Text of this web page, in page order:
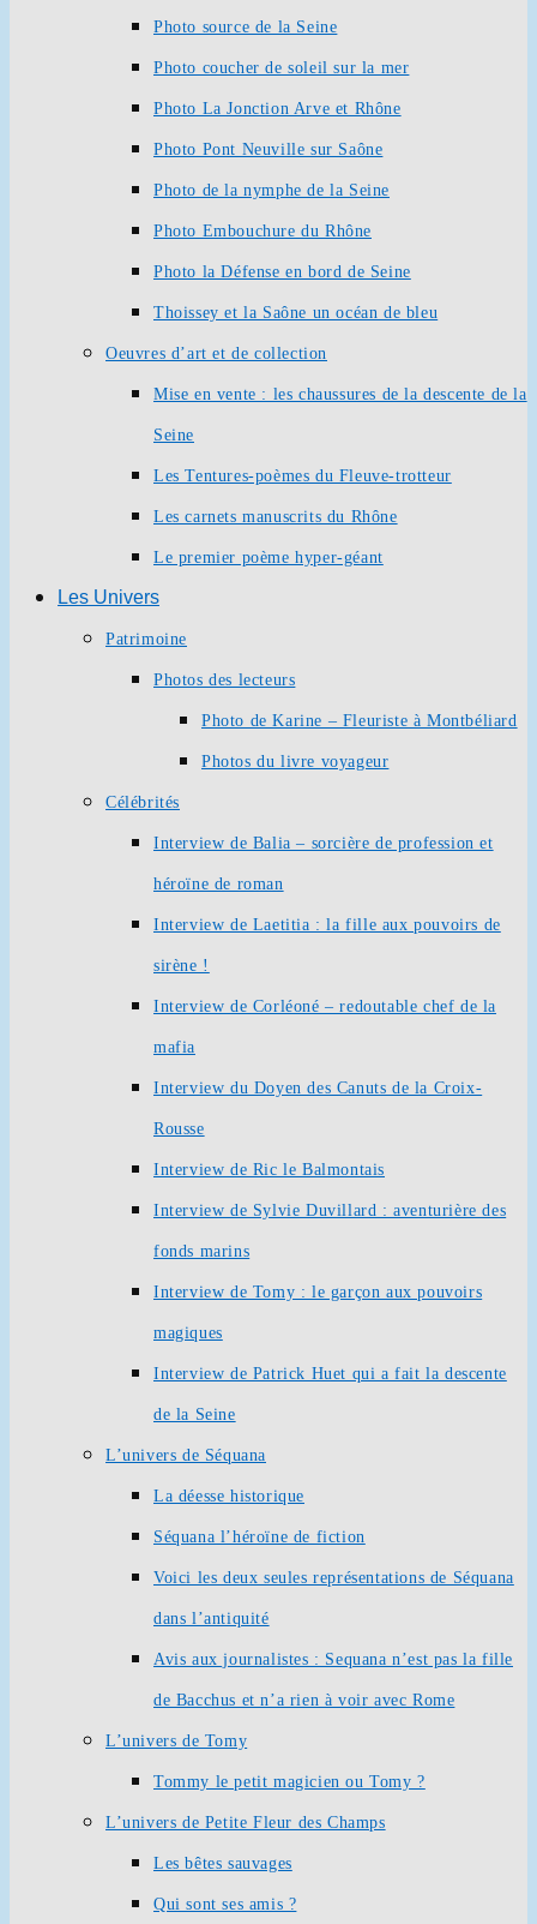
Photo source de la Seine
Photo coucher de soleil sur la mer
Photo La Jonction Arve et Rhône
Photo Pont Neuville sur Saône
Photo de la nymphe de la Seine
Photo Embouchure du Rhône
Photo la Défense en bord de Seine
Thoissey et la Saône un océan de bleu
Oeuvres d’art et de collection
Mise en vente : les chaussures de la descente de la
Seine
Les Tentures-poèmes du Fleuve-trotteur
Les carnets manuscrits du Rhône
Le premier poème hyper-géant
Les Univers
Patrimoine
Photos des lecteurs
Photo de Karine – Fleuriste à Montbéliard
Photos du livre voyageur
Célébrités
Interview de Balia – sorcière de profession et
héroïne de roman
Interview de Laetitia : la fille aux pouvoirs de
sirène !
Interview de Corléoné – redoutable chef de la
mafia
Interview du Doyen des Canuts de la Croix-
Rousse
Interview de Ric le Balmontais
Interview de Sylvie Duvillard : aventurière des
fonds marins
Interview de Tomy : le garçon aux pouvoirs
magiques
Interview de Patrick Huet qui a fait la descente
de la Seine
L’univers de Séquana
La déesse historique
Séquana l’héroïne de fiction
Voici les deux seules représentations de Séquana
dans l’antiquité
Avis aux journalistes : Sequana n’est pas la fille
de Bacchus et n’a rien à voir avec Rome
L’univers de Tomy
Tommy le petit magicien ou Tomy ?
L’univers de Petite Fleur des Champs
Les bêtes sauvages
Qui sont ses amis ?